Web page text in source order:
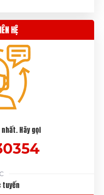
HỆ
Hãy gọi